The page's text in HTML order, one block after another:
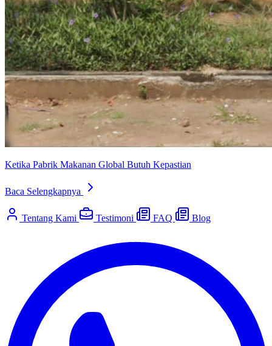
Ketika Pabrik Makanan Global Butuh Kepastian
Baca Selengkapnya
Tentang Kami Testimoni FAQ Blog